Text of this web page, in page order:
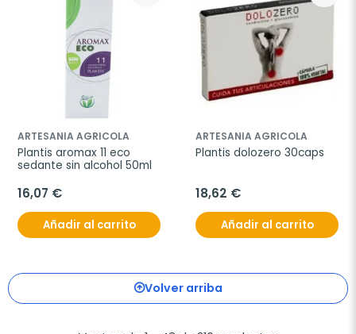
ARTESANIA AGRICOLA
Plantis aromax 11 eco
sedante sin alcohol 50ml
16,07 €
Añadir al carrito
ARTESANIA AGRICOLA
Plantis dolozero 30caps
18,62 €
Añadir al carrito
Volver arriba